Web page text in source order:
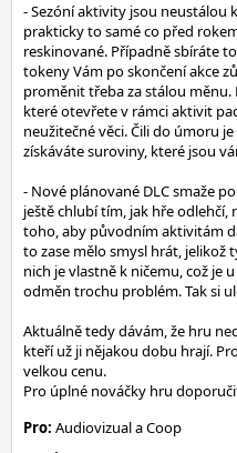
- Sezóní aktivity jsou neustálou
prakticky to samé co před
reskinované. Případně sbíráte
tokeny Vám po skončení akce
proměnit třeba za stálou měnu.
které otevřete v rámci aktivit
neužitečné věci. Čili do úmoru
získáváte suroviny, které jsou
- Nové plánované DLC smaže
ještě chlubí tím, jak hře odlehčí,
toho, aby původním aktivitám
to zase mělo smysl hrát, jelikož
nich je vlastně k ničemu, což je
odměn trochu problém. Tak si
Aktuálně tedy dávám, že hru
kteří už ji nějakou dobu hrají.
velkou cenu.
Pro úplné nováčky hru
Pro: Audiovizual a Coop